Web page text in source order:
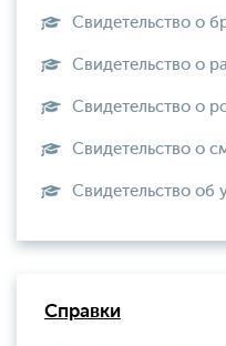
Свидетельство о
Свидетельство о
Свидетельство о
Свидетельство о
Свидетельство об
Справки